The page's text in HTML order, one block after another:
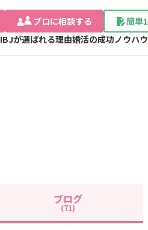
プロに相談する
簡単
IBJが選ばれる理由婚活の成功ノウハウ
ブログ
(71)